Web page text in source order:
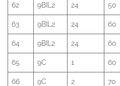
62 9BIL2 24 50
63 9BIL2 24 60
64 9BIL2 24 60
65 9C 1 60
66 9C 2 70